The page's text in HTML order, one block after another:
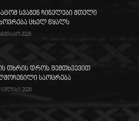
სვამენ ჩინელები მთელი
ცხელ წყალს
2026
თხრის დროს შემთხვევით
საოცრება
ივლისი 2026